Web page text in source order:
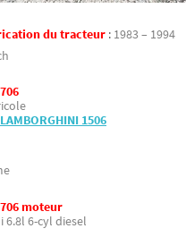
du tracteur : 1983 – 1994
1506
moteur
6.8l 6-cyl diesel